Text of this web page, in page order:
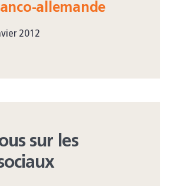
allemande
2012
sur les